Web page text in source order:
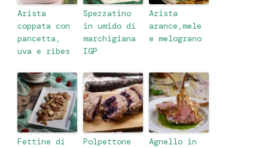
Arista
coppata con
pancetta,
uva e ribes
Spezzatino
in umido di
marchigiana
IGP
Arista
arance,mele
e melograno
Fettine di
Polpettone
Agnello in